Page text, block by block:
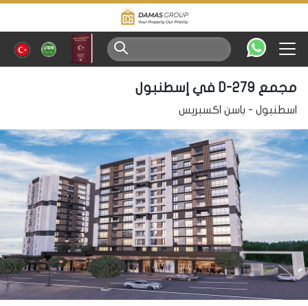
مجمع D-279 في إسطنبول
اسطنبول - باسن اكسبريس